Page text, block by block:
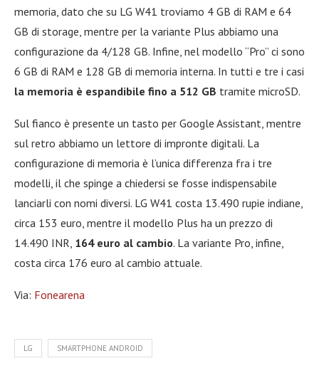
memoria, dato che su LG W41 troviamo 4 GB di RAM e 64
GB di storage, mentre per la variante Plus abbiamo una
configurazione da 4/128 GB. Infine, nel modello “Pro” ci sono
6 GB di RAM e 128 GB di memoria interna. In tutti e tre i casi
la memoria è espandibile fino a 512 GB tramite microSD.
Sul fianco è presente un tasto per Google Assistant, mentre
sul retro abbiamo un lettore di impronte digitali. La
configurazione di memoria è l’unica differenza fra i tre
modelli, il che spinge a chiedersi se fosse indispensabile
lanciarli con nomi diversi. LG W41 costa 13.490 rupie indiane,
circa 153 euro, mentre il modello Plus ha un prezzo di
14.490 INR, 164 euro al cambio. La variante Pro, infine,
costa circa 176 euro al cambio attuale.
Via: Fonearena
LG SMARTPHONE ANDROID